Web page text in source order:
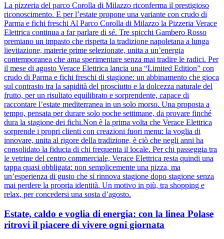
La pizzeria del parco Corolla di Milazzo riconferma il prestigioso
riconoscimento. E per l’estate propone una variante con crudo di
Parma e fichi freschi Al Parco Corolla di Milazzo la Pizzeria Verace
Elettrica continua a far parlare di sé. Tre spicchi Gambero Rosso
premiano un impasto che rispetta la tradizione napoletana a lunga
lievitazione, materie prime selezionate, unita a un’energia
contemporanea che ama sperimentare senza mai tradire le radici. Per
il mese di agosto Verace Elettrica lancia una “Limited Edition” con
crudo di Parma e fichi freschi di stagione: un abbinamento che gioca
sul contrasto tra la sapidità del prosciutto e la dolcezza naturale del
frutto, per un risultato equilibrato e sorprendente, capace di
raccontare l’estate mediterranea in un solo morso. Una proposta a
tempo, pensata per durare solo poche settimane, da provare finché
dura la stagione dei fichi.Non è la prima volta che Verace Elettrica
sorprende i propri clienti con creazioni fuori menu: la voglia di
innovare, unita al rigore della tradizione, è ciò che negli anni ha
consolidato la fiducia di chi frequenta il locale. Per chi passeggia tra
le vetrine del centro commerciale, Verace Elettrica resta quindi una
tappa quasi obbligata: non semplicemente una pizza, ma
un’esperienza di gusto che si rinnova stagione dopo stagione senza
mai perdere la propria identità. Un motivo in più, tra shopping e
relax, per concedersi una sosta d’agosto.
Estate, caldo e voglia di energia: con la linea Polase
ritrovi il piacere di vivere ogni giornata